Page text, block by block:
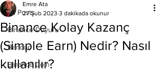
All Posts
Binance Duyuru
Bancor
Binance Coin
Binance Kolay Kazanç
(Simple Earn) Nedir? Nasıl
kullanılır?
Emre Ata
27 Şub 2023 3 dakikada okunur